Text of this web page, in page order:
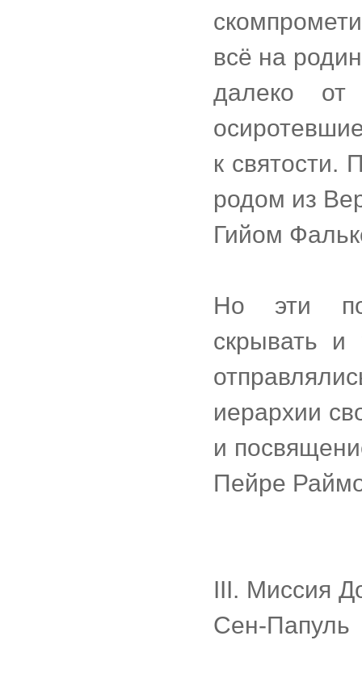
всё на
далеко от
к святости.
родом из
Гийом
Но эти
скрывать и
иерархии
и
Пейре
III. Миссия
Сен-Папуль